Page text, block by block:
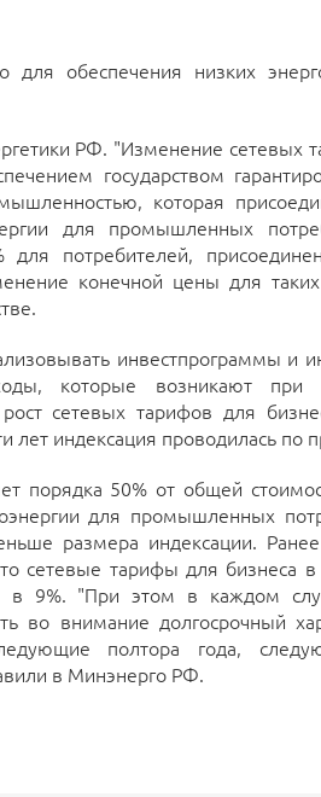
для обеспечения низких
РФ. "Изменение сетевых
государством
которая
для промышленных
для потребителей,
конечной цены для
инвестпрограммы и
которые возникают при
сетевых тарифов для
лет индексация проводилась по
порядка 50% от общей
для промышленных
размера индексации.
сетевые тарифы для бизнеса
в 9%. "При этом в каждом
во внимание долгосрочный
полтора года,
в Минэнерго РФ.